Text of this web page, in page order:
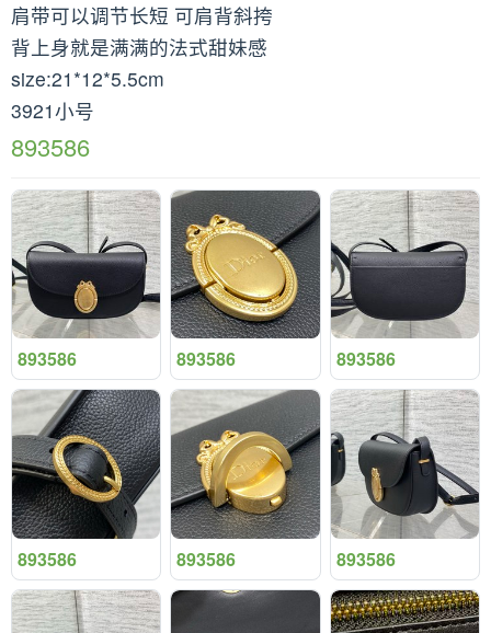
肩带可以调节长短 可肩背斜挎
背上身就是满满的法式甜妹感
size:21*12*5.5cm
3921小号
893586
893586 893586 893586
893586 893586 893586